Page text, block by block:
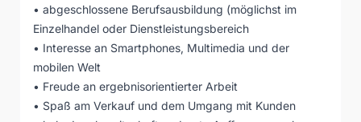
• abgeschlossene Berufsausbildung (möglichst im
Einzelhandel oder Dienstleistungsbereich
• Interesse an Smartphones, Multimedia und der
mobilen Welt
• Freude an ergebnisorientierter Arbeit
• Spaß am Verkauf und dem Umgang mit Kunden